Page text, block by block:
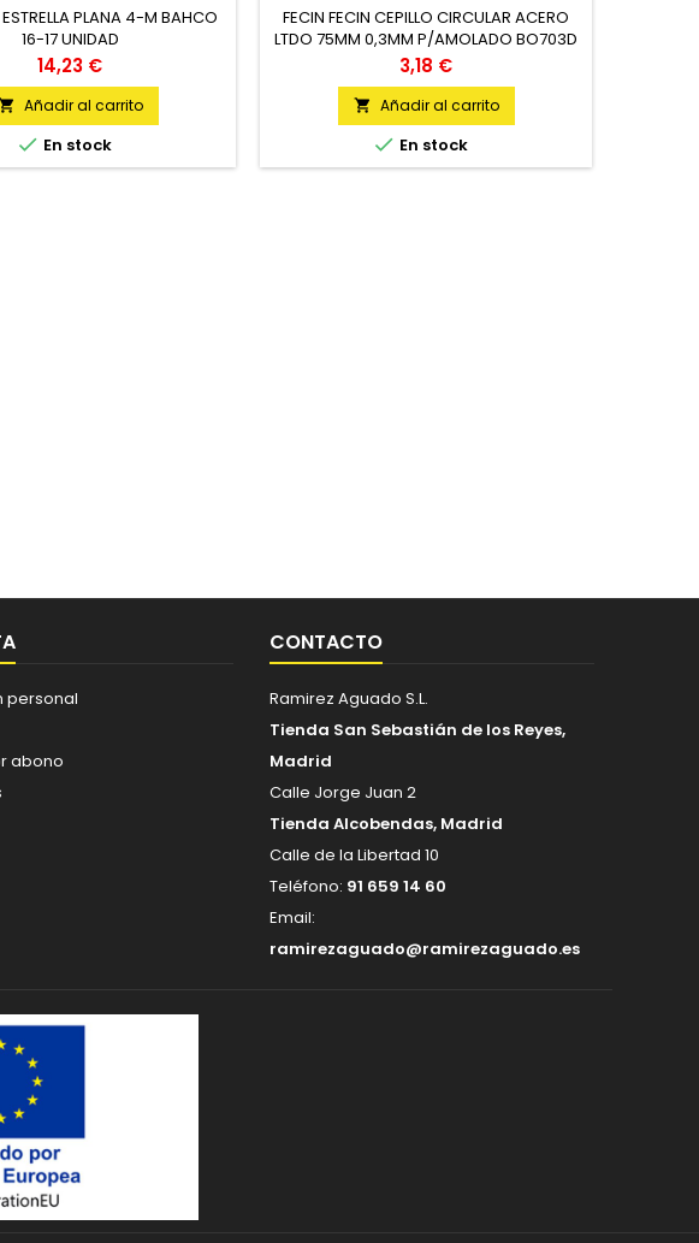
PLANA 4-M BAHCO
16-17 UNIDAD
Precio
14,23 €
Añadir al carrito
 En stock
FECIN FECIN CEPILLO CIRCULAR ACERO
LTDO 75MM 0,3MM P/AMOLADO BO703D
BLI UNIDAD
Precio
3,18 €
 Añadir al carrito
 En stock
personal
abono
CONTACTO
Ramirez Aguado S.L.
Tienda San Sebastián de los Reyes,
Madrid
Calle Jorge Juan 2
Tienda Alcobendas, Madrid
Calle de la Libertad 10
Teléfono: 91 659 14 60
Email:
ramirezaguado@ramirezaguado.es